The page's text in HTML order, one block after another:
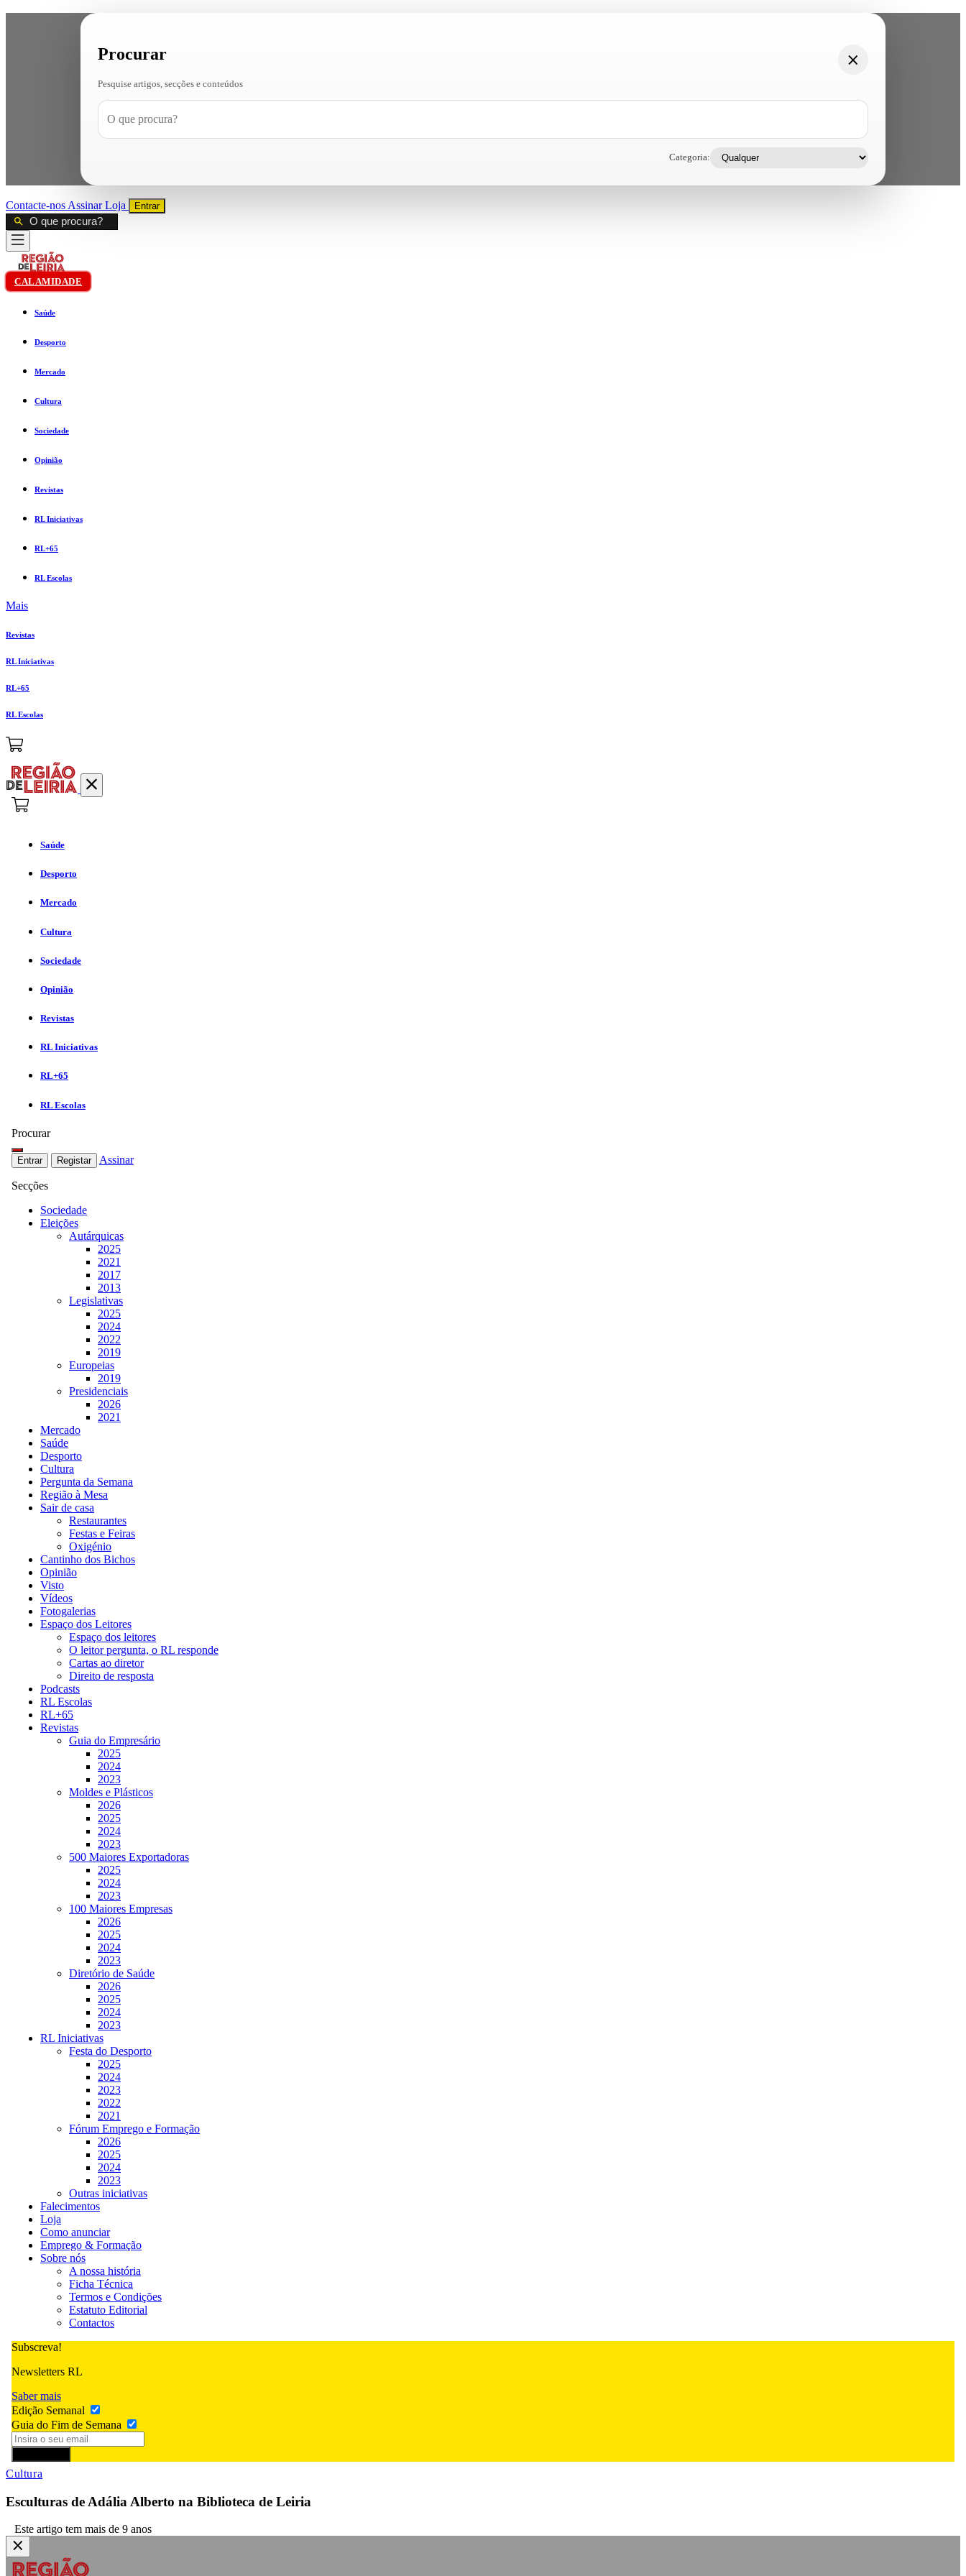
Procurar
Pesquise artigos, secções e conteúdos
Categoria:
Contacte-nos AssinarLoja Entrar
CALAMIDADE
Saúde
Desporto
Mercado
Cultura
Sociedade
Opinião
Revistas
RL Iniciativas
RL+65
RL Escolas
Mais
Revistas
RL Iniciativas
RL+65
RL Escolas
Saúde
Desporto
Mercado
Cultura
Sociedade
Opinião
Revistas
RL Iniciativas
RL+65
RL Escolas
Procurar
Entrar Registar Assinar
Secções
Sociedade
Eleições
Autárquicas
2025
2021
2017
2013
Legislativas
2025
2024
2022
2019
Europeias
2019
Presidenciais
2026
2021
Mercado
Saúde
Desporto
Cultura
Pergunta da Semana
Região à Mesa
Sair de casa
Restaurantes
Festas e Feiras
Oxigénio
Cantinho dos Bichos
Opinião
Visto
Vídeos
Fotogalerias
Espaço dos Leitores
Espaço dos leitores
O leitor pergunta, o RL responde
Cartas ao diretor
Direito de resposta
Podcasts
RL Escolas
RL+65
Revistas
Guia do Empresário
2025
2024
2023
Moldes e Plásticos
2026
2025
2024
2023
500 Maiores Exportadoras
2025
2024
2023
100 Maiores Empresas
2026
2025
2024
2023
Diretório de Saúde
2026
2025
2024
2023
RL Iniciativas
Festa do Desporto
2025
2024
2023
2022
2021
Fórum Emprego e Formação
2026
2025
2024
2023
Outras iniciativas
Falecimentos
Loja
Como anunciar
Emprego & Formação
Sobre nós
A nossa história
Ficha Técnica
Termos e Condições
Estatuto Editorial
Contactos
Subscreva!
Newsletters RL
Saber mais
Edição Semanal
Guia do Fim de Semana
Cultura
Esculturas de Adália Alberto na Biblioteca de Leiria
Este artigo tem mais de 9 anos